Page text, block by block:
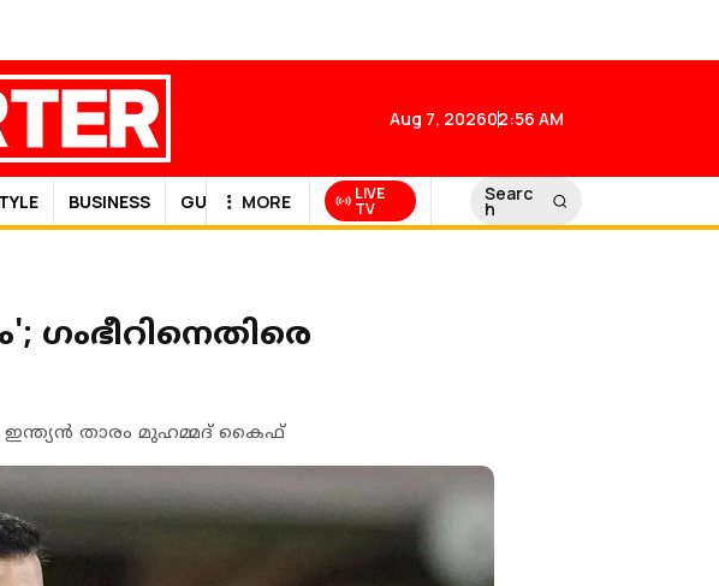
Aug 7, 202602:56 AM
BUSINESS GULF NEWS
MORE LIVE
TV
Searc
h
ഇന്ത്യൻ താരം മുഹമ്മദ് കൈഫ്